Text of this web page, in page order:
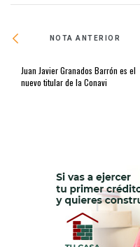
NOTA ANTERIOR
Juan Javier Granados Barrón es el
nuevo titular de la Conavi